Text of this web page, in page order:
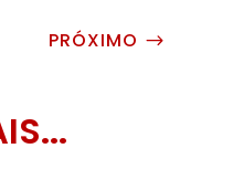
PRÓXIMO $